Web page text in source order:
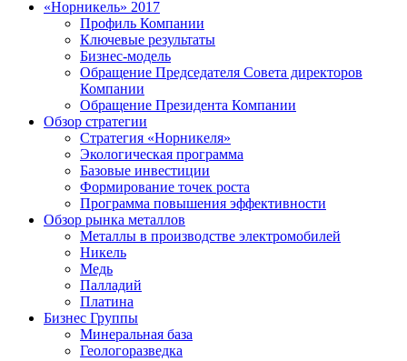
«Норникель» 2017
Профиль Компании
Ключевые результаты
Бизнес-модель
Обращение Председателя Совета директоров
Компании
Обращение Президента Компании
Обзор стратегии
Стратегия «Норникеля»
Экологическая программа
Базовые инвестиции
Формирование точек роста
Программа повышения эффективности
Обзор рынка металлов
Металлы в производстве электромобилей
Никель
Медь
Палладий
Платина
Бизнес Группы
Минеральная база
Геологоразведка